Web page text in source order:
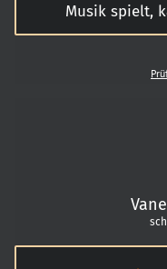
Musik spielt,
voll
kann man
das passende
und
ansprechbar.